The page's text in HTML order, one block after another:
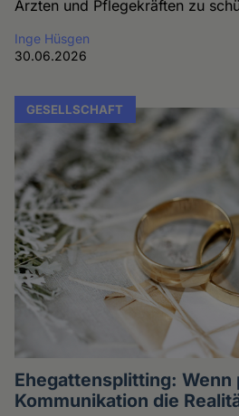
Ärzten und Pflegekräften zu
Inge Hüsgen
30.06.2026
GESELLSCHAFT
Ehegattensplitting: Wenn
Kommunikation die